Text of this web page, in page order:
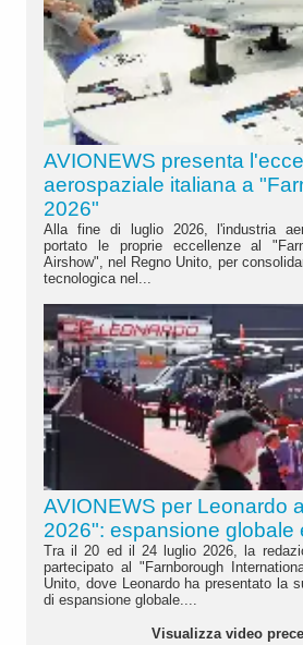
AVIONEWS presenta
aerospaziale italiana a
2026"
Alla fine di luglio 2026, l'industria
portato le proprie eccellenze al
Airshow", nel Regno Unito, per
tecnologica nel...
AVIONEWS per Leonardo
2026": espansione globale
Tra il 20 ed il 24 luglio 2026, la
partecipato al "Farnborough
Unito, dove Leonardo ha presentato la
di espansione globale....
Visualizza video